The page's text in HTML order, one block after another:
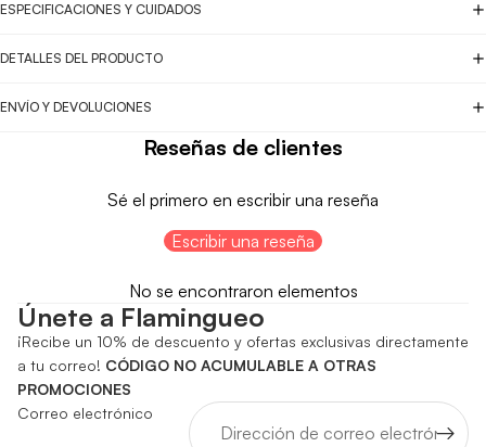
ESPECIFICACIONES Y CUIDADOS
DETALLES DEL PRODUCTO
ENVÍO Y DEVOLUCIONES
Reseñas de clientes
Sé el primero en escribir una reseña
Escribir una reseña
No se encontraron elementos
Únete a Flamingueo
¡Recibe un 10% de descuento y ofertas exclusivas directamente
a tu correo! CÓDIGO NO ACUMULABLE A OTRAS
PROMOCIONES
Correo electrónico